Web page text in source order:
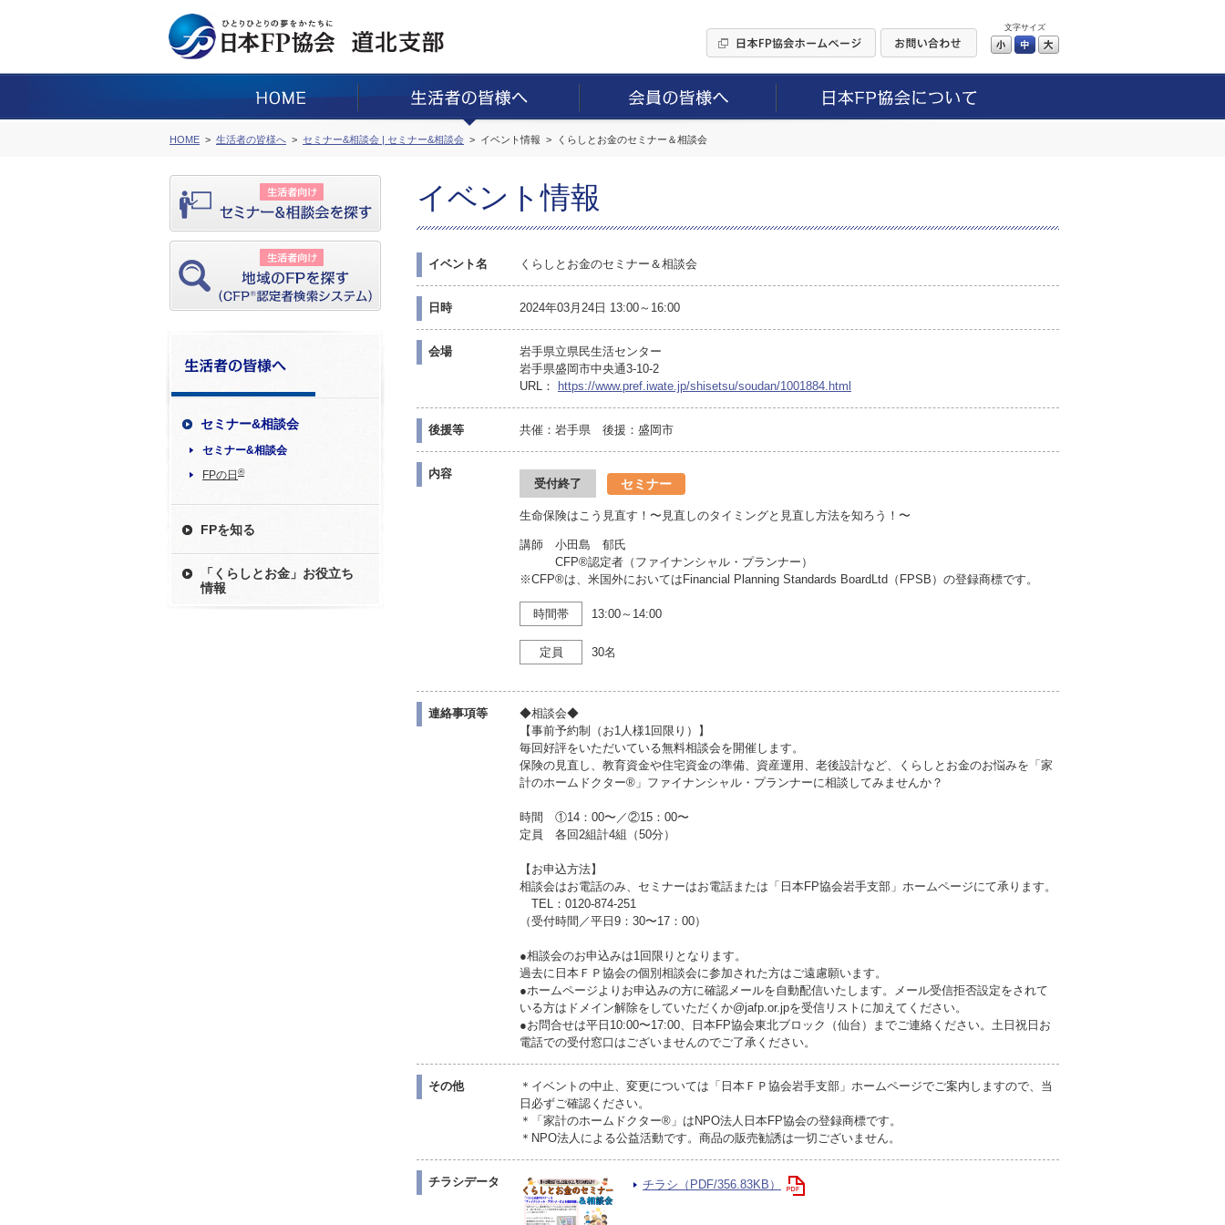
文字サイズ
小 中
HOME 生活者の皆様へ セミナー&相談会 | セミナー&相談会 イベント情報 くらしとお金のセミナー＆相談会
セミナー&相談会
セミナー&相談会
FPの日 ®
FPを知る
「くらしとお金」お役立ち
情報
イベント情報
イベント名 くらしとお金のセミナー＆相談会
日時 2024年03月24日 13:00～16:00
会場
岩手県立県民生活センター
岩手県盛岡市中央通3-10-2
URL：
https://www.pref.iwate.jp/shisetsu/soudan/1001884.html
後援等 共催：岩手県 後援：盛岡市
内容
受付終了 セミナー
生命保険はこう見直す！〜見直しのタイミングと見直し方法を知ろう！〜
講師 小田島 郁氏
CFP®認定者（ファイナンシャル・プランナー）
※CFP®は、米国外においてはFinancial Planning Standards BoardLtd（FPSB）の登録商標です。
時間帯 13:00～14:00
定員 30名
連絡事項等
◆相談会◆
【事前予約制（お1人様1回限り）】
毎回好評をいただいている無料相談会を開催します。
保険の見直し、教育資金や住宅資金の準備、資産運用、老後設計など、くらしとお金のお悩みを「家
計のホームドクター®」ファイナンシャル・プランナーに相談してみませんか？
時間 ①14：00〜／②15：00〜
定員 各回2組計4組（50分）
【お申込方法】
相談会はお電話のみ、セミナーはお電話または「日本FP協会岩手支部」ホームページにて承ります。
TEL：0120-874-251
（受付時間／平日9：30〜17：00）
●相談会のお申込みは1回限りとなります。
過去に日本ＦＰ協会の個別相談会に参加された方はご遠慮願います。
●ホームページよりお申込みの方に確認メールを自動配信いたします。メール受信拒否設定をされて
いる方はドメイン解除をしていただくか@jafp.or.jpを受信リストに加えてください。
●お問合せは平日10:00〜17:00、日本FP協会東北ブロック（仙台）までご連絡ください。土日祝日お
電話での受付窓口はございませんのでご了承ください。
その他
＊イベントの中止、変更については「日本ＦＰ協会岩手支部」ホームページでご案内しますので、当
日必ずご確認ください。
＊「家計のホームドクター®」はNPO法人日本FP協会の登録商標です。
＊NPO法人による公益活動です。商品の販売勧誘は一切ございません。
チラシデータ チラシ（PDF/356.83KB）